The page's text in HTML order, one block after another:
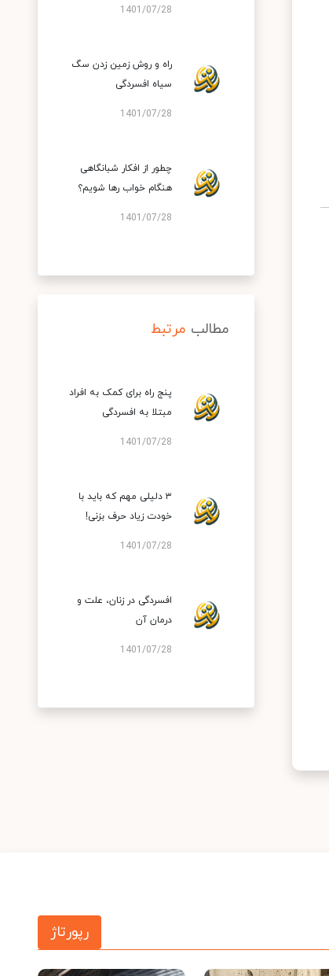
1401/07/28
راه و روش زمین زدن سگ
سیاه افسردگی
1401/07/28
چطور از افکار شبانگاهی
هنگام خواب رها شویم؟
1401/07/28
مطالب مرتبط
پنج راه برای کمک به افراد
مبتلا به افسردگی
1401/07/28
۳ دلیلی مهم که باید با
خودت زیاد حرف بزنی!
1401/07/28
افسردگی در زنان، علت و
درمان آن
1401/07/28
رپورتاژ